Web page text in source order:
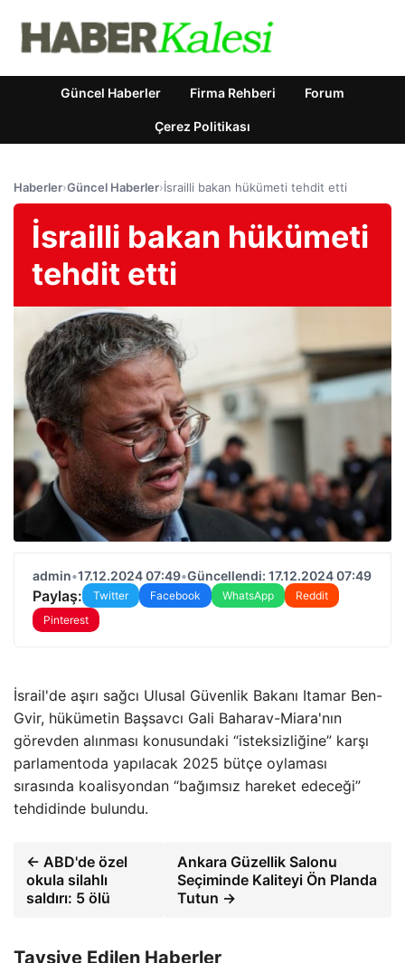
Güncel Haberler Firma Rehberi Forum
Çerez Politikası
Haberler›Güncel Haberler›İsrailli bakan hükümeti tehdit etti
İsrailli bakan hükümeti
tehdit etti
admin•17.12.2024 07:49•Güncellendi: 17.12.2024 07:49
Paylaş: Twitter Facebook WhatsApp
Reddit
Pinterest
İsrail'de aşırı sağcı Ulusal Güvenlik Bakanı Itamar Ben-
Gvir, hükümetin Başsavcı Gali Baharav-Miara'nın
görevden alınması konusundaki “isteksizliğine” karşı
parlamentoda yapılacak 2025 bütçe oylaması
sırasında koalisyondan “bağımsız hareket edeceği”
tehdidinde bulundu.
← ABD'de özel
okula silahlı
saldırı: 5 ölü
Ankara Güzellik Salonu
Seçiminde Kaliteyi Ön Planda
Tutun →
Tavsiye Edilen Haberler